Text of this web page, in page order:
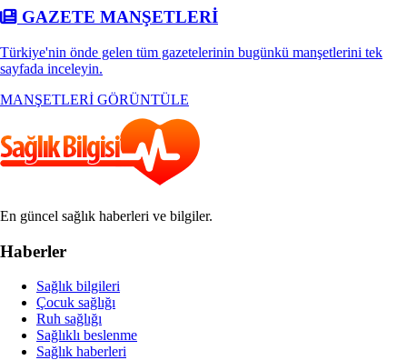
GAZETE MANŞETLERİ
Türkiye'nin önde gelen tüm gazetelerinin bugünkü manşetlerini tek
sayfada inceleyin.
MANŞETLERİ GÖRÜNTÜLE
En güncel sağlık haberleri ve bilgiler.
Haberler
Sağlık bilgileri
Çocuk sağlığı
Ruh sağlığı
Sağlıklı beslenme
Sağlık haberleri